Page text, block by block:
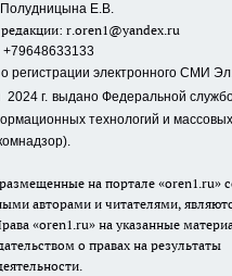
Полудницына Е.В.
r.oren1@yandex.ru
о регистрации электронного СМИ
2024 г. выдано Федеральной
технологий и массовых
на портале «oren1.ru»
авторами и читателями,
«oren1.ru» на указанные
о правах на результаты